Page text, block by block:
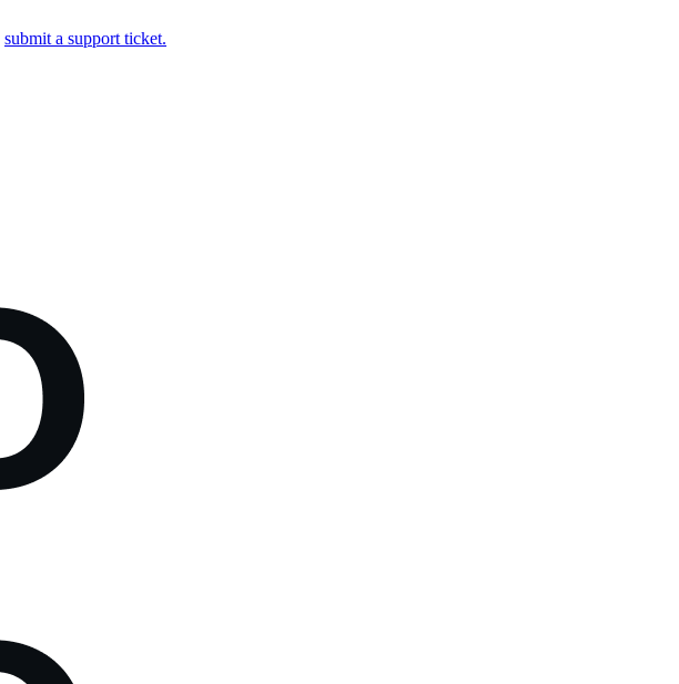
submit a support ticket.